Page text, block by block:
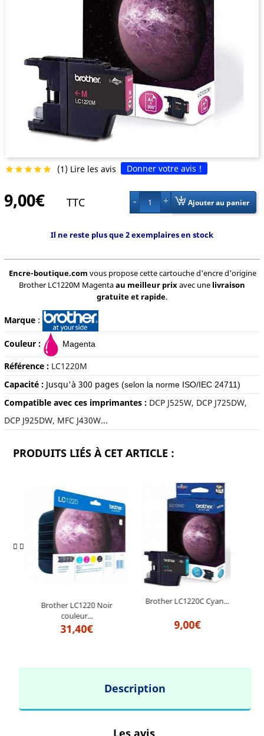
 (1) Lire les avis Donner votre avis !
9,00€ TTC 1 Ajouter au panier
Il ne reste plus que 2 exemplaires en stock
Encre-boutique.com vous propose cette cartouche d'encre d'origine
Brother LC1220M Magentaau meilleur prixavec une livraison
gratuite et rapide.
Marque:
Couleur : Magenta
Référence : LC1220M
Capacité : Jusqu'à 300 pages (selon la norme ISO/IEC 24711)
Compatible avec ces imprimantes : DCP J525W, DCP J725DW,
DCP J925DW, MFC J430W...
PRODUITS LIÉS À CET ARTICLE :
Brother LC1220 Noir
couleur...
31,40€
Brother LC1220C Cyan...
9,00€
Description
Les avis